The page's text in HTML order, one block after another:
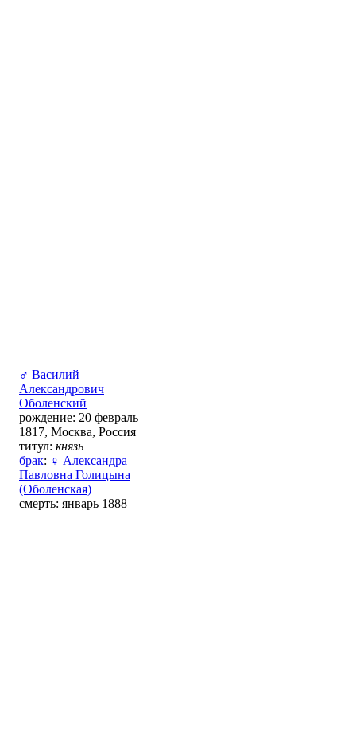
♂ Василий
Александрович
Оболенский
рождение: 20 февраль
1817, Москва, Россия
титул: князь
брак: ♀ Александра
Павловна Голицына
(Оболенская)
смерть: январь 1888